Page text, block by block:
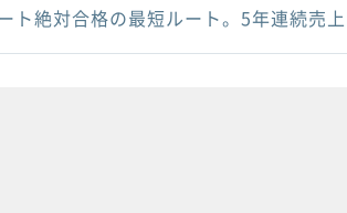
ト絶対合格の最短ルート。5年連続売